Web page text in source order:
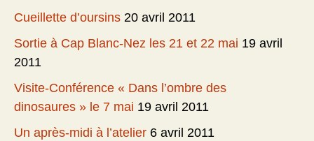
Cueillette d’oursins 20 avril 2011
Sortie à Cap Blanc-Nez les 21 et 22 mai 19 avril
2011
Visite-Conférence « Dans l’ombre des
dinosaures » le 7 mai 19 avril 2011
Un après-midi à l’atelier 6 avril 2011